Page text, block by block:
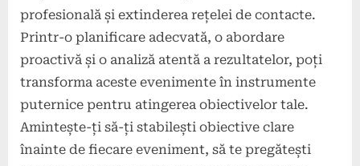
profesională și extinderea rețelei de contacte.
Printr-o planificare adecvată, o abordare
proactivă și o analiză atentă a rezultatelor, poți
transforma aceste evenimente în instrumente
puternice pentru atingerea obiectivelor tale.
Amintește-ți să-ți stabilești obiective clare
înainte de fiecare eveniment, să te pregătești